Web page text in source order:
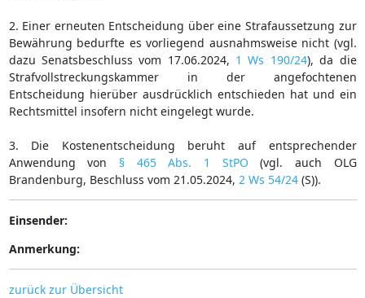
2. Einer erneuten Entscheidung über eine Strafaussetzung zur
Bewährung bedurfte es vorliegend ausnahmsweise nicht (vgl.
dazu Senatsbeschluss vom 17.06.2024, 1 Ws 190/24), da die
Strafvollstreckungskammer in der angefochtenen
Entscheidung hierüber ausdrücklich entschieden hat und ein
Rechtsmittel insofern nicht eingelegt wurde.
3. Die Kostenentscheidung beruht auf entsprechender
Anwendung von § 465 Abs. 1 StPO (vgl. auch OLG
Brandenburg, Beschluss vom 21.05.2024, 2 Ws 54/24(S)).
Einsender:
Anmerkung:
zurück zur Übersicht